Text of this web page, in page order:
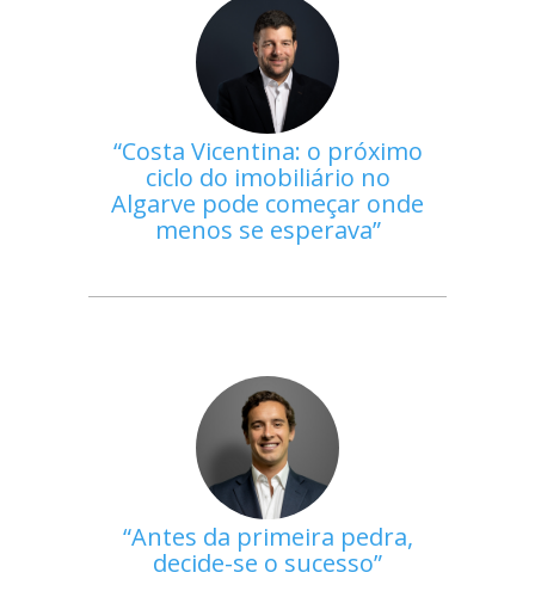
Costa Vicentina: o próximo
ciclo do imobiliário no
Algarve pode começar onde
menos se esperava
Antes da primeira pedra,
decide-se o sucesso